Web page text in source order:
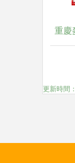
重慶
食
更新時間